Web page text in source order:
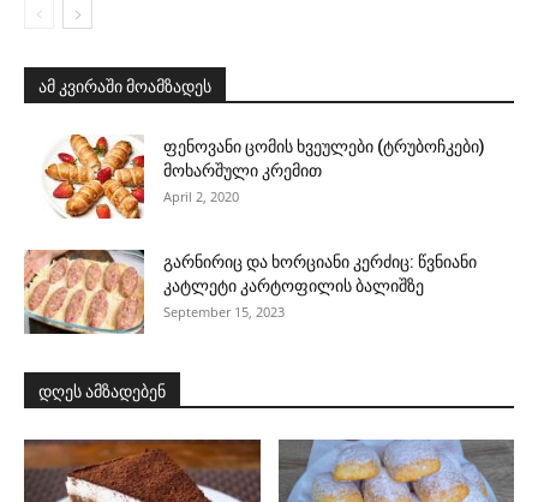
ამ კვირაში მოამზადეს
ფენოვანი ცომის ხვეულები (ტრუბოჩკები)
მოხარშული კრემით
April 2, 2020
გარნირიც და ხორციანი კერძიც: წვნიანი
კატლეტი კარტოფილის ბალიშზე
September 15, 2023
დღეს ამზადებენ